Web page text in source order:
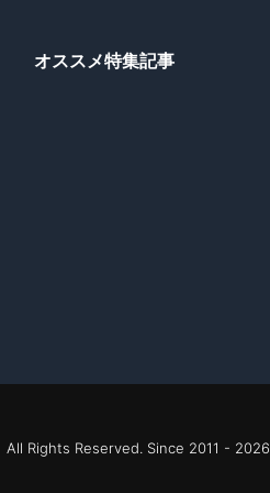
オススメ特集記事
Rights Reserved. Since 2011 - 2026